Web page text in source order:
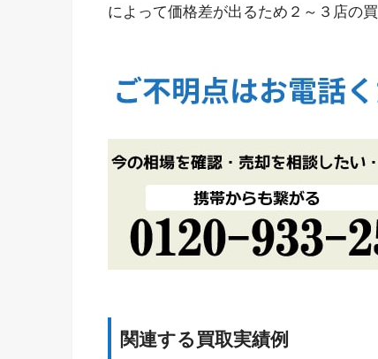
によって価格差が出るため２～３店の
関連する買取実績例